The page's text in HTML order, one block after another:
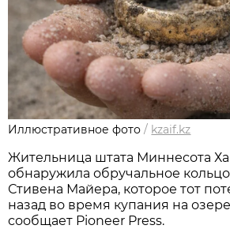
Иллюстративное фото / kzaif.kz
Жительница штата Миннесота
обнаружила обручальное
Стивена Майера, которое тот
назад во время купания на
сообщает Pioneer Press.